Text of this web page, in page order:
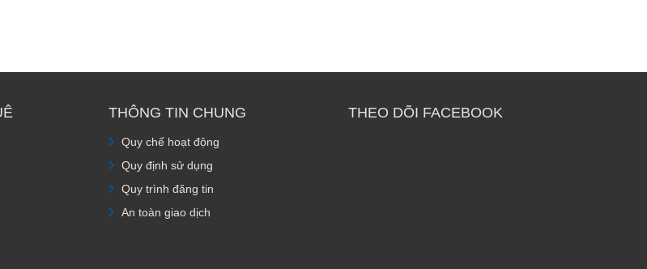
THÔNG TIN CHUNG
Quy chế hoạt động
Quy định sử dụng
Quy trình đăng tin
An toàn giao dịch
THEO DÕI FACEBOOK